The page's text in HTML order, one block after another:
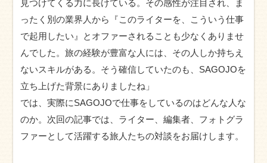
見つけてくる力に長けている。その感性が注目され、ま
ったく別の業界人から『このライターを、こういう仕事
で起用したい』とオファーされることも少なくありませ
んでした。旅の経験が豊富な人には、その人しか持ちえ
ないスキルがある。そう確信していたのも、SAGOJOを
立ち上げた背景にありましたね」
では、実際にSAGOJOで仕事をしているのはどんな人な
のか。次回の記事では、ライター、編集者、フォトグラ
ファーとして活躍する旅人たちの対談をお届けします。